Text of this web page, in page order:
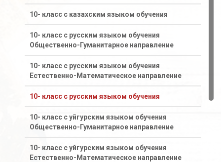
10- класс с казахским языком обучения
10- класс с русским языком обучения
Общественно-Гуманитарное направление
10- класс с русским языком обучения
Естественно-Математическое направление
10- класс с русским языком обучения
10- класс с уйгурским языком обучения
Общественно-Гуманитарное направление
10- класс с уйгурским языком обучения
Естественно-Математическое направление